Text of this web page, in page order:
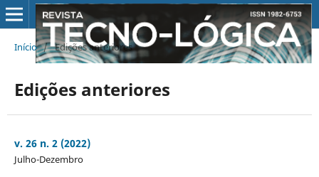
Início / Edições anteriores
Edições anteriores
v. 26 n. 2 (2022)
Julho-Dezembro